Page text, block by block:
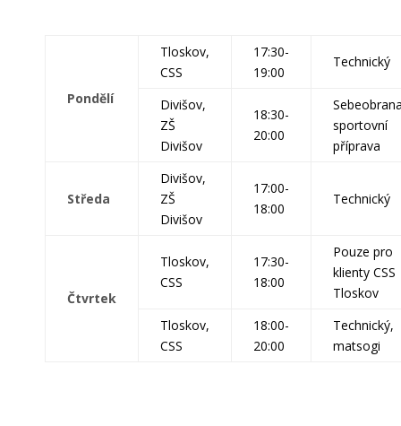
Pondělí
Tloskov,
CSS
17:30-
19:00
Technický
Divišov,
ZŠ
Divišov
18:30-
20:00
sportovní
příprava
Středa
Divišov,
ZŠ
Divišov
17:00-
18:00
Technický
Čtvrtek
Tloskov,
CSS
17:30-
18:00
Pouze pro
klienty CSS
Tloskov
Tloskov,
CSS
18:00-
20:00
Technický,
matsogi